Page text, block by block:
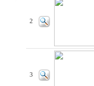
2
3